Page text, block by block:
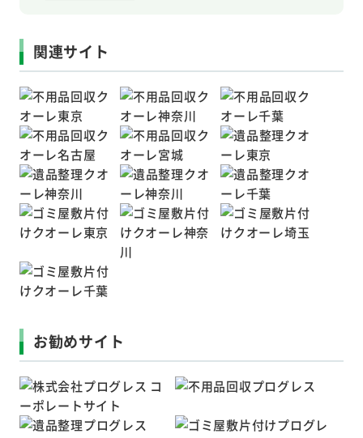
関連サイト
お勧めサイト